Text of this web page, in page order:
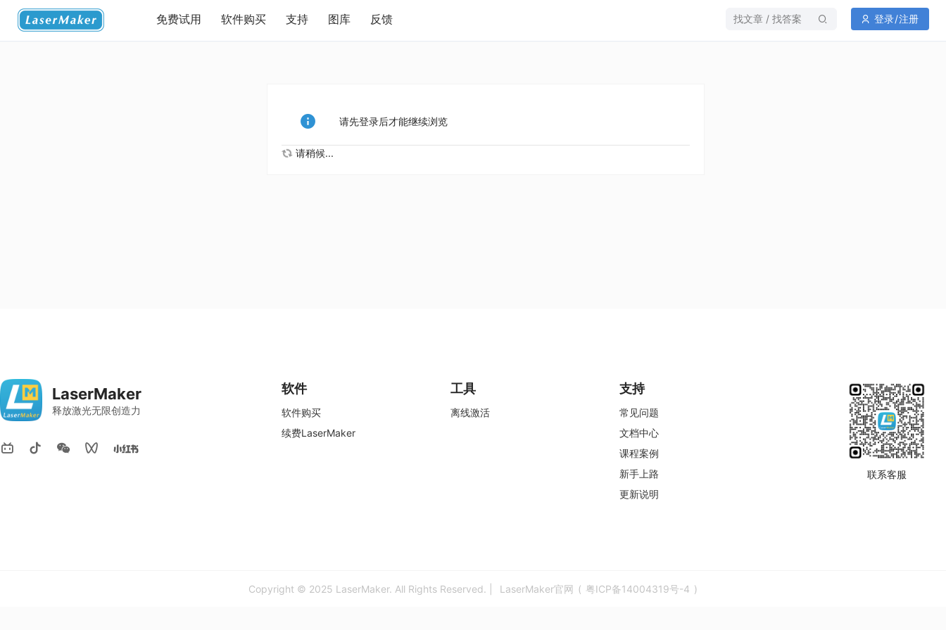
免费试用 软件购买 支持 图库 反馈 登录/注册
找文章 / 找答案
请先登录后才能继续浏览
请稍候...
LaserMaker
释放激光无限创造力
软件
软件购买
续费LaserMaker
工具
离线激活
支持
常见问题
文档中心
课程案例
新手上路
更新说明
联系客服
Copyright © 2025 LaserMaker. All Rights Reserved. | LaserMaker官网 ( 粤ICP备14004319号-4 )